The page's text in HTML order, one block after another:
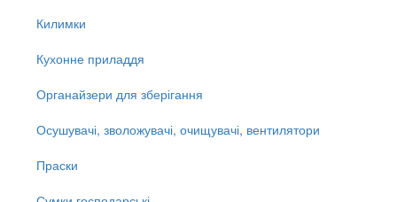
Килимки
Кухонне приладдя
Органайзери для зберігання
Осушувачі, зволожувачі, очищувачі, вентилятори
Праски